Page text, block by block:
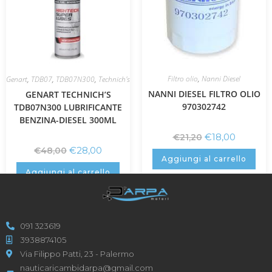
Genart, TDB07, TDB07N300, Technich's
GENART TECHNICH’S
TDB07N300 LUBRIFICANTE
BENZINA-DIESEL 300ML
€48,00 €28,00
Aggiungi al carrello
Filtro olio, Nanni Diesel
NANNI DIESEL FILTRO OLIO
970302742
€21,20 €18,00
Aggiungi al carrello
091 323619
3938874105
Via Filippo Patti, 23 - Palermo
nauticaricambidarpa@gmail.com